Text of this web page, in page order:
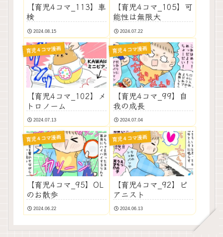
【育児4コマ_113】車
検
2024.08.15
【育児4コマ_105】可
能性は無限大
2024.07.22
育児４コマ漫画
【育児4コマ_102】メ
トロノーム
2024.07.13
育児４コマ漫画
【育児4コマ_99】自
我の成長
2024.07.04
育児４コマ漫画
【育児4コマ_95】OL
のお散歩
2024.06.22
育児４コマ漫画
【育児4コマ_92】ピ
アニスト
2024.06.13